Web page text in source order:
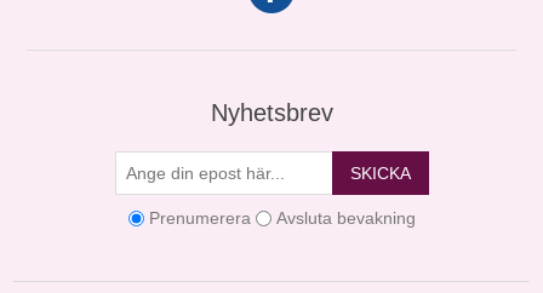
Nyhetsbrev
SKICKA
Prenumerera Avsluta bevakning